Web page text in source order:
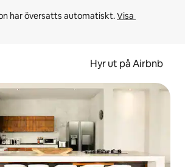
har översatts automatiskt. Visa
Hyr ut på Airbnb